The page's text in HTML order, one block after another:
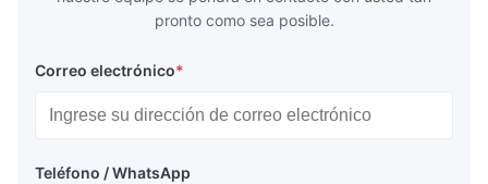
pronto como sea posible.
Correo electrónico*
Teléfono / WhatsApp